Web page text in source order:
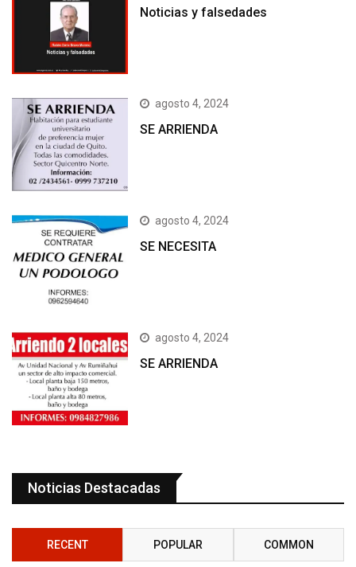
Noticias y falsedades
agosto 4, 2024
SE ARRIENDA
agosto 4, 2024
SE NECESITA
agosto 4, 2024
SE ARRIENDA
Noticias Destacadas
RECENT POPULAR COMMON